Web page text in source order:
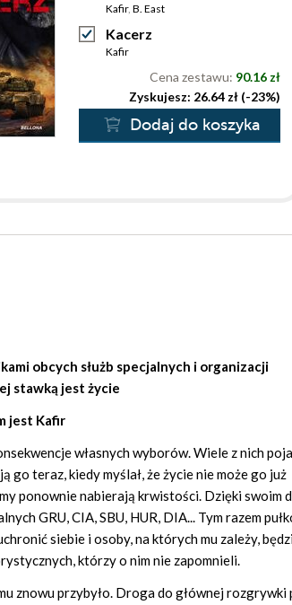
Kafir, B. East
Kacerz
Kafir
Cena zestawu: 90.16 zł
Zyskujesz: 26.64 zł (-23%)
Dodaj do koszyka
obcych służb specjalnych i organizacji
stawką jest życie
jest Kafir
własnych wyborów. Wiele z nich
go teraz, kiedy myślał, że życie nie może go już
ponownie nabierają krwistości. Dzięki swoim
GRU, CIA, SBU, HUR, DIA... Tym razem
siebie i osoby, na których mu zależy,
którzy o nim nie zapomnieli.
znowu przybyło. Droga do głównej rozgrywki